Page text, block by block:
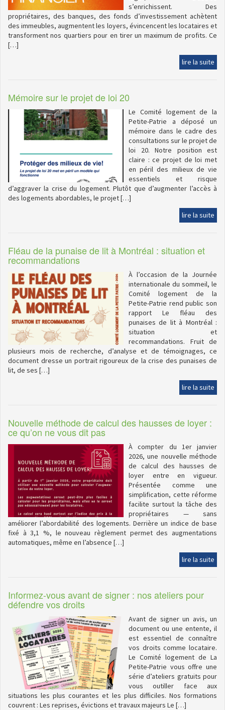
s’enrichissent. Des
propriétaires, des banques, des fonds d’investissement achètent
des immeubles, augmentent les loyers, évincencent les locataires et
transforment nos quartiers pour en tirer un maximum de profits. Ce
[…]
lire la suite
Mémoire sur le projet de loi 20
Le Comité logement de la
Petite-Patrie a déposé un
mémoire dans le cadre des
consultations sur le projet de
loi 20. Notre position est
claire : ce projet de loi met
en péril des milieux de vie
essentiels et risque
d’aggraver la crise du logement. Plutôt que d’augmenter l’accès à
des logements abordables, le projet […]
lire la suite
Fléau de la punaise de lit à Montréal : situation et
recommandations
À l’occasion de la Journée
internationale du sommeil, le
Comité logement de la
Petite-Patrie rend public son
rapport Le fléau des
punaises de lit à Montréal :
situation et
recommandations. Fruit de
plusieurs mois de recherche, d’analyse et de témoignages, ce
document dresse un portrait rigoureux de la crise des punaises de
lit, de ses […]
lire la suite
Nouvelle méthode de calcul des hausses de loyer :
ce qu’on ne vous dit pas
À compter du 1er janvier
2026, une nouvelle méthode
de calcul des hausses de
loyer entre en vigueur.
Présentée comme une
simplification, cette réforme
facilite surtout la tâche des
propriétaires — sans
améliorer l’abordabilité des logements. Derrière un indice de base
fixé à 3,1 %, le nouveau règlement permet des augmentations
automatiques, même en l’absence […]
lire la suite
Informez-vous avant de signer : nos ateliers pour
défendre vos droits
Avant de signer un avis, un
document ou une entente, il
est essentiel de connaître
vos droits comme locataire.
Le Comité logement de La
Petite-Patrie vous offre une
série d’ateliers gratuits pour
vous outiller face aux
situations les plus courantes et les plus difficiles. Nos formations
couvrent : Les reprises, évictions et travaux majeurs Le […]